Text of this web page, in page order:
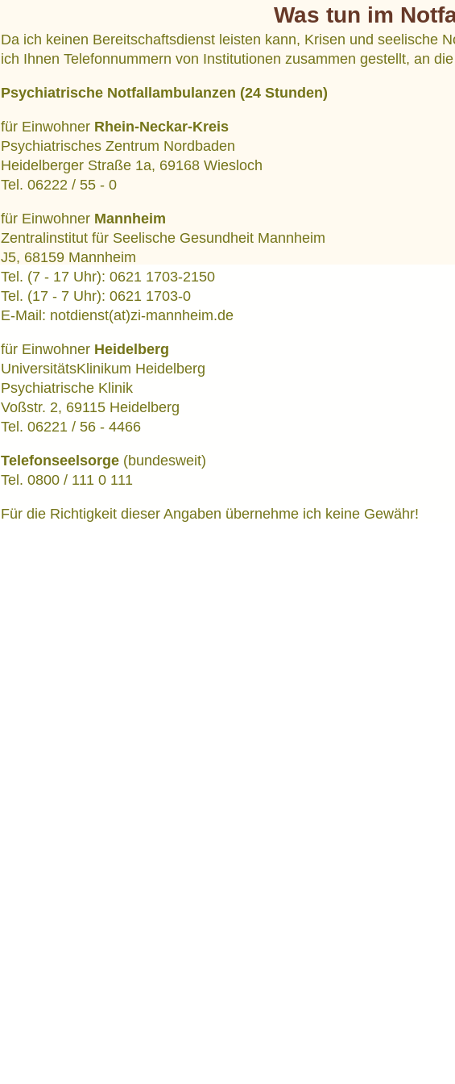
Was tun im
Da ich keinen Bereitschaftsdienst leisten kann, Krisen und seelische
ich Ihnen Telefonnummern von Institutionen zusammen gestellt, an
Psychiatrische Notfallambulanzen (24 Stunden)
für Einwohner Rhein-Neckar-Kreis
Psychiatrisches Zentrum Nordbaden
Heidelberger Straße 1a, 69168 Wiesloch
Tel. 06222 / 55 - 0
für Einwohner Mannheim
Zentralinstitut für Seelische Gesundheit Mannheim
J5, 68159 Mannheim
Tel. (7 - 17 Uhr): 0621 1703-2150
Tel. (17 - 7 Uhr): 0621 1703-0
E-Mail: notdienst(at)zi-mannheim.de
für Einwohner Heidelberg
UniversitätsKlinikum Heidelberg
Psychiatrische Klinik
Voßstr. 2, 69115 Heidelberg
Tel. 06221 / 56 - 4466
Telefonseelsorge(bundesweit)
Tel. 0800 / 111 0 111
Für die Richtigkeit dieser Angaben übernehme ich keine Gewähr!